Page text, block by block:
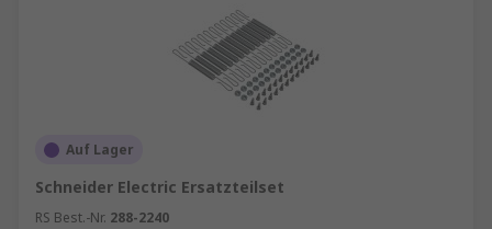
Auf Lager
Schneider Electric Ersatzteilset
RS Best.-Nr. 288-2240